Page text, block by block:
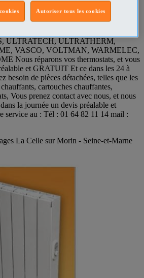
TERRELEC, THAR,
THERMOFLUX, THERMOFONTAL,
THOMSON, TINDALO, TIZIANA,
ULTRATECH, ULTRATHERM,
VASCO, VOLTMAN, WARMELEC,
Nous réparons vos thermostats, et vous
et GRATUIT Et ce dans les 24 à
besoin de pièces détachées, telles que les
cartouches chauffantes,
Vous prenez contact avec nous, et nous
la journée un devis préalable et
service au : Tél : 01 64 82 11 14 mail :
La Celle sur Morin - Seine-et-Marne
Autoriser tous les cookies